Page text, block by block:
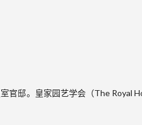
官邸。皇家园艺学会（The Royal